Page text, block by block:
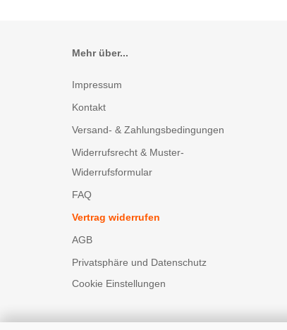
Mehr über...
Impressum
Kontakt
Versand- & Zahlungsbedingungen
Widerrufsrecht & Muster-
Widerrufsformular
FAQ
Vertrag widerrufen
AGB
Privatsphäre und Datenschutz
Cookie Einstellungen